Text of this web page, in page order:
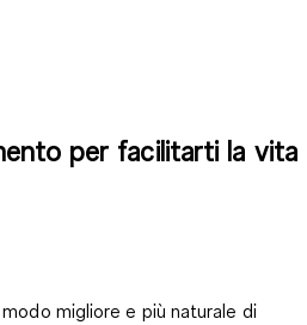
per facilitarti la vita
migliore e più naturale di